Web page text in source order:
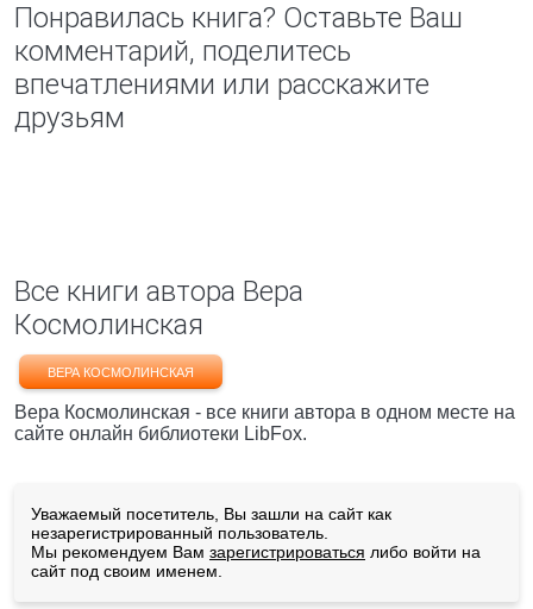
Понравилась книга? Оставьте Ваш
комментарий, поделитесь
впечатлениями или расскажите
друзьям
Все книги автора Вера
Космолинская
ВЕРА КОСМОЛИНСКАЯ
Вера Космолинская - все книги автора в одном месте на
сайте онлайн библиотеки LibFox.
Уважаемый посетитель, Вы зашли на сайт как
незарегистрированный пользователь.
Мы рекомендуем Вам зарегистрироваться либо войти на
сайт под своим именем.